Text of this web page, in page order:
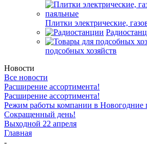
Плитки электрические,
подсобных хозяйств
Новости
Все новости
Расширение ассортимента!
Расширение ассортимента!
Режим работы компании в Новогодние
Сокращенный день!
Выходной 22 апреля
Главная
-